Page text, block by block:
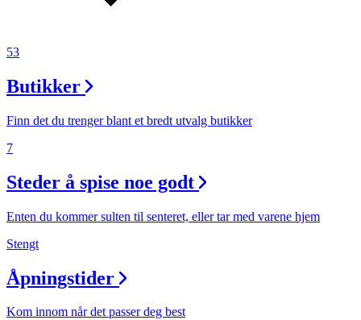
53
Butikker
Finn det du trenger blant et bredt utvalg butikker
7
Steder å spise noe godt
Enten du kommer sulten til senteret, eller tar med varene hjem
Stengt
Åpningstider
Kom innom når det passer deg best